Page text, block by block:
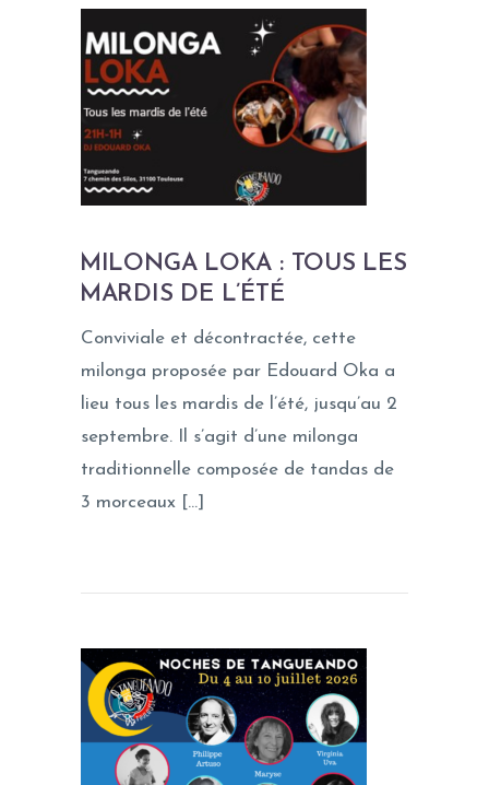
MILONGA LOKA : TOUS LES
MARDIS DE L’ÉTÉ
Conviviale et décontractée, cette
milonga proposée par Edouard Oka a
lieu tous les mardis de l’été, jusqu’au 2
septembre. Il s’agit d’une milonga
traditionnelle composée de tandas de
3 morceaux […]